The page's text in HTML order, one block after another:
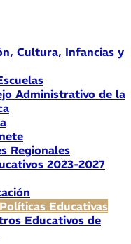
Cultura, Infancias y
Administrativo de la
Regionales
2023-2027
Educativas
Educativos de